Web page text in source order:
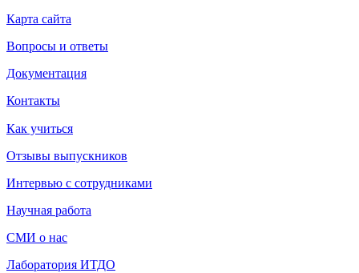
Карта сайта
Вопросы и ответы
Документация
Контакты
Как учиться
Отзывы выпускников
Интервью с сотрудниками
Научная работа
СМИ о нас
Лаборатория ИТДО